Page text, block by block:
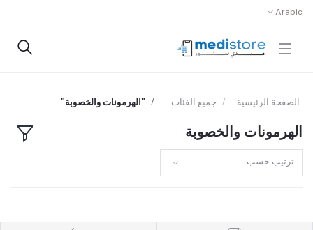
Arabic
الصفحة الرئيسية جميع الفئات "الهرمونات والخصوبة"
الهرمونات والخصوبة
ترتيب حسب